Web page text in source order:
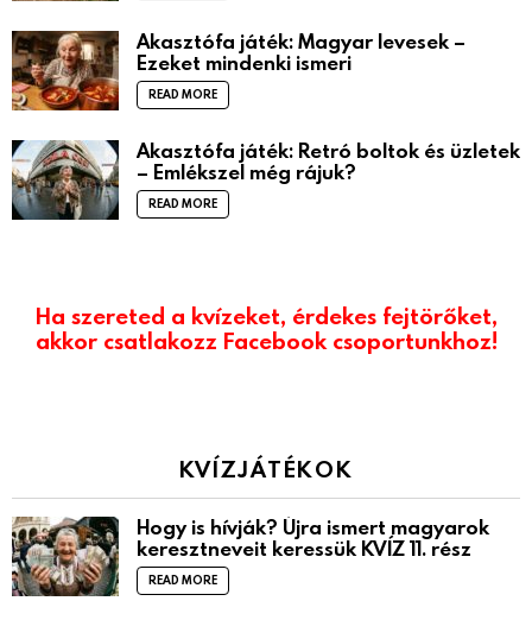
Akasztófa játék: Magyar levesek –
Ezeket mindenki ismeri
READ MORE
Akasztófa játék: Retró boltok és üzletek
– Emlékszel még rájuk?
READ MORE
Ha szereted a kvízeket, érdekes fejtörőket,
akkor csatlakozz Facebook csoportunkhoz!
KVÍZJÁTÉKOK
Hogy is hívják? Újra ismert magyarok
keresztneveit keressük KVÍZ 11. rész
READ MORE